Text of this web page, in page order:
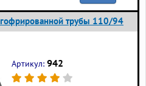
трубы 110/94
Артикул: 942